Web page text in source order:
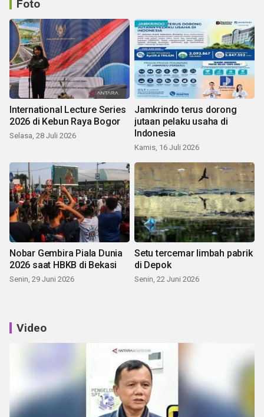
Foto
International Lecture Series
2026 di Kebun Raya Bogor
Selasa, 28 Juli 2026
Jamkrindo terus dorong
jutaan pelaku usaha di
Indonesia
Kamis, 16 Juli 2026
Nobar Gembira Piala Dunia
2026 saat HBKB di Bekasi
Senin, 29 Juni 2026
Setu tercemar limbah pabrik
di Depok
Senin, 22 Juni 2026
Video